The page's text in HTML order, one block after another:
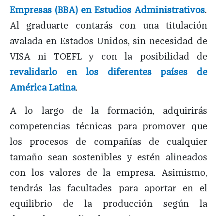
Empresas (BBA) en Estudios Administrativos.
Al graduarte contarás con una titulación
avalada en Estados Unidos, sin necesidad de
VISA ni TOEFL y con la posibilidad de
revalidarlo en los diferentes países de
América Latina.
A lo largo de la formación, adquirirás
competencias técnicas para promover que
los procesos de compañías de cualquier
tamaño sean sostenibles y estén alineados
con los valores de la empresa. Asimismo,
tendrás las facultades para aportar en el
equilibrio de la producción según la